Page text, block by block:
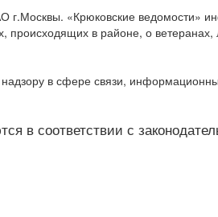
г.Москвы. «Крюковские ведомости»
происходящих в районе, о ветеранах,
в сфере связи,
в соответствии с